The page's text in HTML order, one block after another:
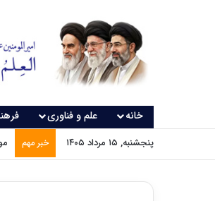
خانه علم و فناوری
پنجشنبه, ۱۵ مرداد ۱۴۰۵ خبر مهم